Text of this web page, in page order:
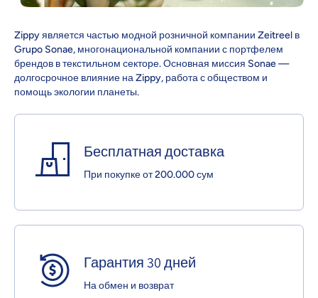
Zippy является частью модной розничной компании Zeitreel в
Grupo Sonae, многонациональной компании с портфелем
брендов в текстильном секторе. Основная миссия Sonae —
долгосрочное влияние на Zippy, работа с обществом и
помощь экологии планеты.
Бесплатная доставка
При покупке от 200.000 сум
Гарантия 30 дней
На обмен и возврат